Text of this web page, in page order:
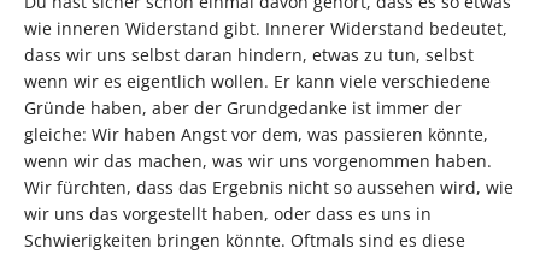
wie inneren Widerstand gibt. Innerer Widerstand bedeutet,
dass wir uns selbst daran hindern, etwas zu tun, selbst
wenn wir es eigentlich wollen. Er kann viele verschiedene
Gründe haben, aber der Grundgedanke ist immer der
gleiche: Wir haben Angst vor dem, was passieren könnte,
wenn wir das machen, was wir uns vorgenommen haben.
Wir fürchten, dass das Ergebnis nicht so aussehen wird, wie
wir uns das vorgestellt haben, oder dass es uns in
Schwierigkeiten bringen könnte. Oftmals sind es diese